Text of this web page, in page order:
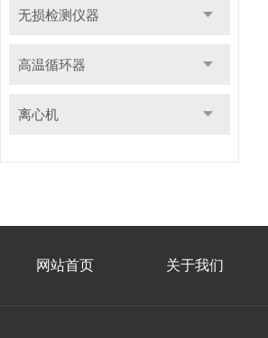
无损检测仪器
高温循环器
离心机
网站首页 关于我们